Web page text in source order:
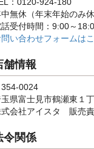
無休（年末年始のみ休
受付時間：9:00～
い合わせフォームは
舗情報
0024
県富士見市鶴瀬東１
会社アイスタ 販売
令関係